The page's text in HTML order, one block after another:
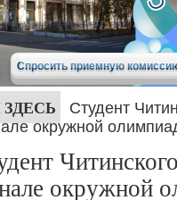
Спросить приемную
Студент
окружной
окружной